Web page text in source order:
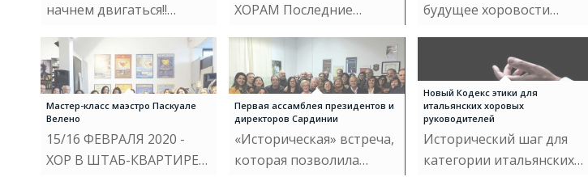
начнем двигаться!!…
ХОРАМ Последние…
будущее хоровости…
Мастер-класс маэстро Паскуале
Велено
15/16 ФЕВРАЛЯ 2020 -
ХОР В ШТАБ-КВАРТИРЕ…
Первая ассамблея президентов и
директоров Сардинии
«Историческая» встреча,
которая позволила…
Новый Кодекс этики для
итальянских хоровых
руководителей
Исторический шаг для
категории итальянских…